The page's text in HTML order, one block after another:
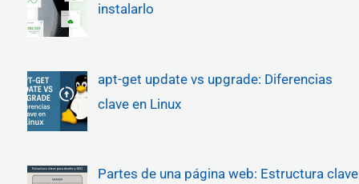
instalarlo
apt-get update vs upgrade: Diferencias
clave en Linux
Partes de una página web: Estructura clave